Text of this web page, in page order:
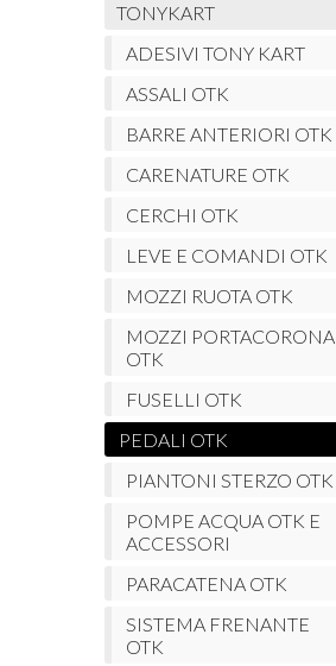
TONYKART
ADESIVI TONY KART
ASSALI OTK
BARRE ANTERIORI OTK
CARENATURE OTK
CERCHI OTK
LEVE E COMANDI OTK
MOZZI RUOTA OTK
MOZZI PORTACORONA
OTK
FUSELLI OTK
PEDALI OTK
PIANTONI STERZO OTK
POMPE ACQUA OTK E
ACCESSORI
PARACATENA OTK
SISTEMA FRENANTE
OTK